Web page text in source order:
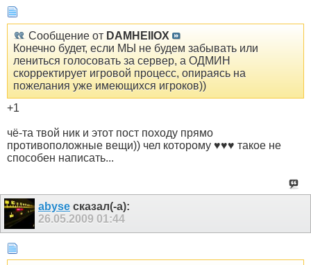
Сообщение от DAMHEIIOX
Конечно будет, если МЫ не будем забывать или
лениться голосовать за сервер, а ОДМИН
скорректирует игровой процесс, опираясь на
пожелания уже имеющихся игроков))
+1
чё-та твой ник и этот пост походу прямо
противоположные вещи)) чел которому ♥♥♥ такое не
способен написать...
abyse сказал(-а):
26.05.2009 01:44